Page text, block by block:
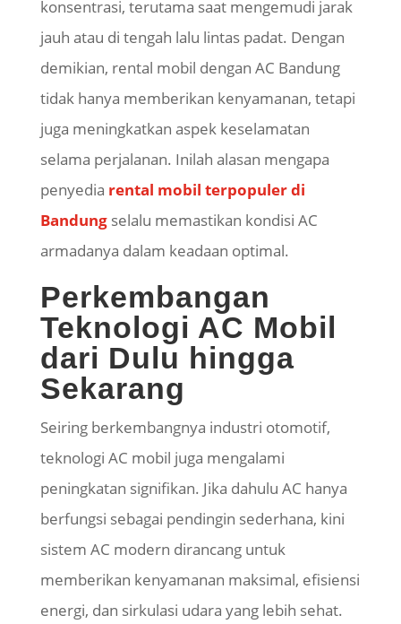
konsentrasi, terutama saat mengemudi jarak
jauh atau di tengah lalu lintas padat. Dengan
demikian, rental mobil dengan AC Bandung
tidak hanya memberikan kenyamanan, tetapi
juga meningkatkan aspek keselamatan
selama perjalanan. Inilah alasan mengapa
penyedia rental mobil terpopuler di
Bandungselalu memastikan kondisi AC
armadanya dalam keadaan optimal.
Perkembangan
Teknologi AC Mobil
dari Dulu hingga
Sekarang
Seiring berkembangnya industri otomotif,
teknologi AC mobil juga mengalami
peningkatan signifikan. Jika dahulu AC hanya
berfungsi sebagai pendingin sederhana, kini
sistem AC modern dirancang untuk
memberikan kenyamanan maksimal, efisiensi
energi, dan sirkulasi udara yang lebih sehat.